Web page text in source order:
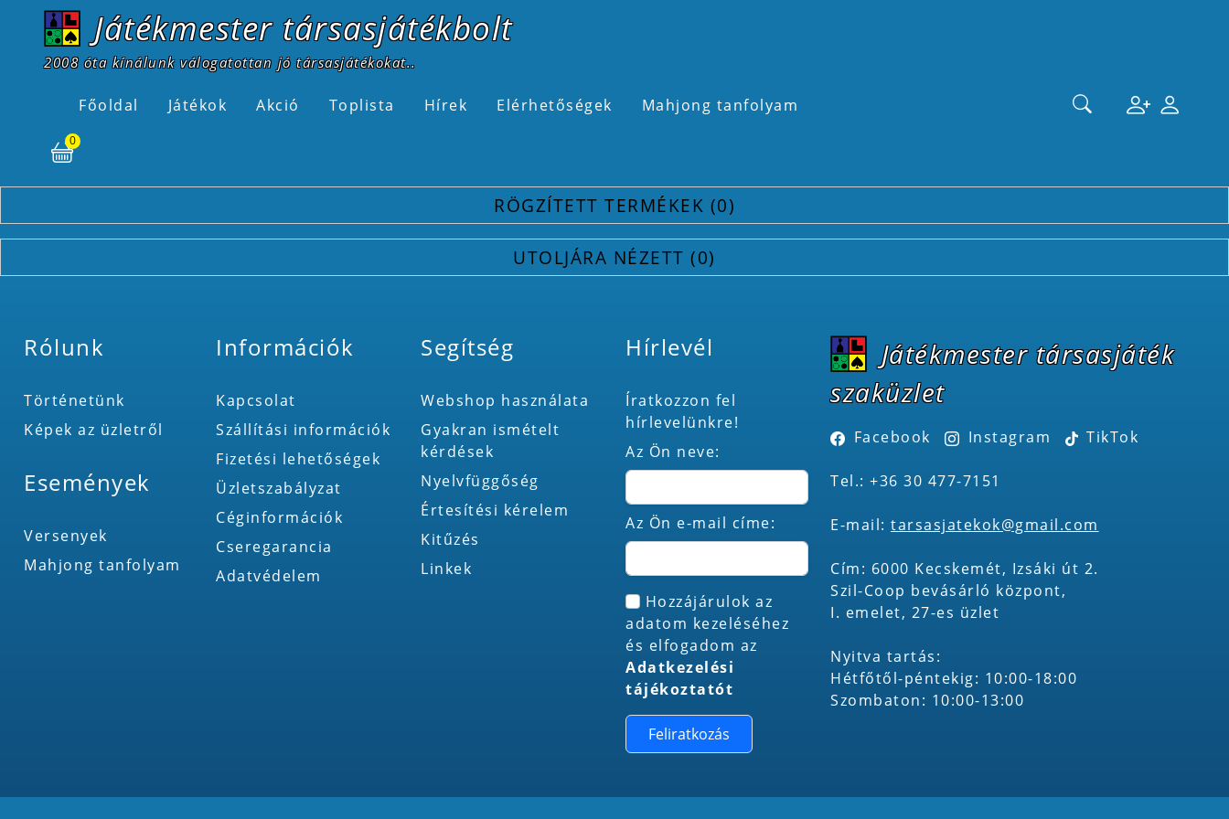
Játékmester társasjátékbolt
2008 óta kínálunk válogatottan jó társasjátékokat..
Főoldal Játékok Akció Toplista Hírek Elérhetőségek Mahjong tanfolyam
0
RÖGZÍTETT TERMÉKEK 0
UTOLJÁRA NÉZETT 0
Rólunk
Történetünk
Képek az üzletről
Események
Versenyek
Mahjong tanfolyam
Információk
Kapcsolat
Szállítási információk
Fizetési lehetőségek
Üzletszabályzat
Céginformációk
Cseregarancia
Adatvédelem
Segítség
Webshop használata
Gyakran ismételt
kérdések
Nyelvfüggőség
Értesítési kérelem
Kitűzés
Linkek
Hírlevél
Íratkozzon fel
hírlevelünkre!
Az Ön neve:
Az Ön e-mail címe:
Hozzájárulok az
adatom kezeléséhez
és elfogadom az
Adatkezelési
tájékoztatót
Feliratkozás
Játékmester társasjáték
szaküzlet
Facebook Instagram TikTok
Tel.: +36 30 477-7151
E-mail: tarsasjatekok@gmail.com
Cím: 6000 Kecskemét, Izsáki út 2.
Szil-Coop bevásárló központ,
I. emelet, 27-es üzlet
Nyitva tartás:
Hétfőtől-péntekig: 10:00-18:00
Szombaton: 10:00-13:00